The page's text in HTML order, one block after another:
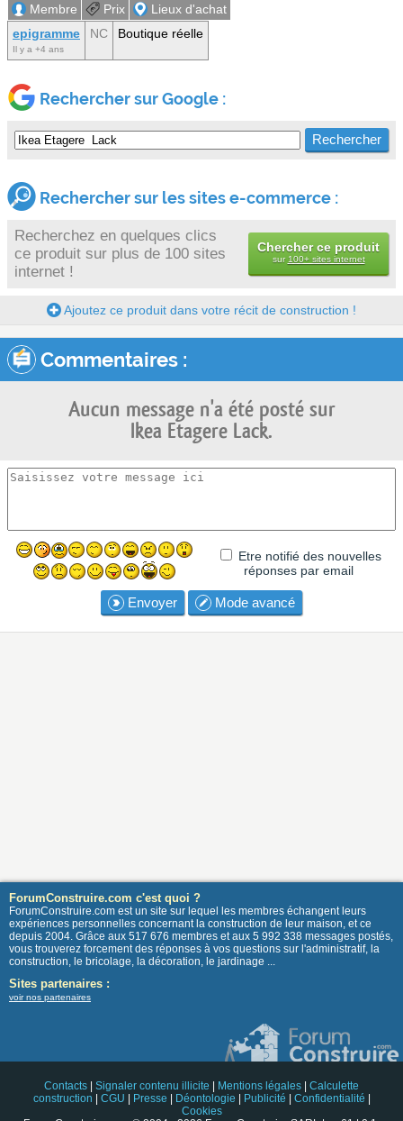
Membre Prix
Lieux d'achat
epigramme
Il y a +4 ans
NC Boutique réelle
Rechercher sur Google :
Rechercher sur les sites e-commerce :
Recherchez en quelques clics
ce produit sur plus de 100 sites
internet !
Chercher ce produit
sur 100+ sites internet
Ajoutez ce produit dans votre récit de construction !
Commentaires :
Aucun message n'a été posté sur
Ikea Etagere Lack.
Etre notifié des nouvelles
réponses par email
Envoyer Mode avancé
ForumConstruire.com c'est quoi ?
ForumConstruire.com est un site sur lequel les membres échangent leurs
expériences personnelles concernant la construction de leur maison, et ce
depuis 2004. Grâce aux 517 676 membres et aux 5 992 338 messages postés,
vous trouverez forcement des réponses à vos questions sur l'administratif, la
construction, le bricolage, la décoration, le jardinage ...
Sites partenaires :
voir nos partenaires
Contacts Signaler contenu illicite Mentions légales
Calculette
construction
CGU Presse Déontologie Publicité Confidentialité
Cookies